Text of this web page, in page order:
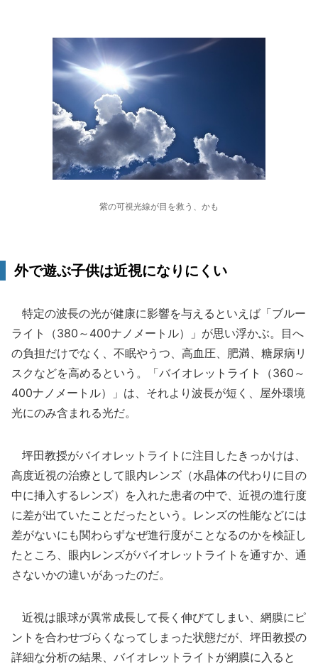
紫の可視光線が目を救う、かも
外で遊ぶ子供は近視になりにくい
特定の波長の光が健康に影響を与えるといえば「ブルー
ライト（380～400ナノメートル）」が思い浮かぶ。目へ
の負担だけでなく、不眠やうつ、高血圧、肥満、糖尿病リ
スクなどを高めるという。「バイオレットライト（360～
400ナノメートル）」は、それより波長が短く、屋外環境
光にのみ含まれる光だ。
坪田教授がバイオレットライトに注目したきっかけは、
高度近視の治療として眼内レンズ（水晶体の代わりに目の
中に挿入するレンズ）を入れた患者の中で、近視の進行度
に差が出ていたことだったという。レンズの性能などには
差がないにも関わらずなぜ進行度がことなるのかを検証し
たところ、眼内レンズがバイオレットライトを通すか、通
さないかの違いがあったのだ。
近視は眼球が異常成長して長く伸びてしまい、網膜にピ
ントを合わせづらくなってしまった状態だが、坪田教授の
詳細な分析の結果、バイオレットライトが網膜に入ると